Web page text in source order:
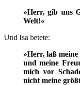
»Herr, gib uns
Welt!«
Und Isa betete:
»Herr, laß
und meine
mich vor
nicht meine